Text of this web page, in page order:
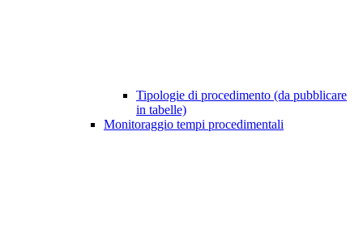
Tipologie di procedimento (da pubblicare
in tabelle)
Monitoraggio tempi procedimentali